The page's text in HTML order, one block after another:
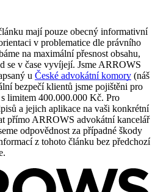
mají pouze obecný informativní
v problematice dle právního
na maximální přesnost obsahu,
se v čase vyvíjejí. Jsme ARROWS
u České advokátní komory (náš
bezpečí klientů jsme pojištěni pro
limitem 400.000.000 Kč. Pro
a jejich aplikace na vaši konkrétní
přímo ARROWS advokátní kancelář
odpovědnost za případné škody
z tohoto článku bez předchozí